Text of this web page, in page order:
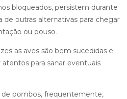
bloqueados, persistem durante
outras alternativas para chegar
ou pouso.
as aves são bem sucedidas e
para sanar eventuais
de pombos, frequentemente,